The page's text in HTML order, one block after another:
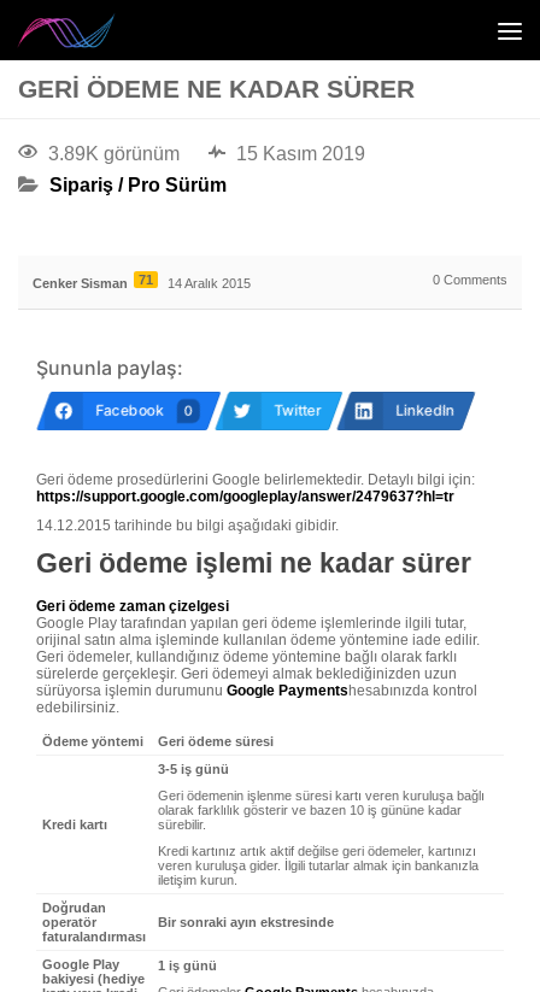
GERI ÖDEME NE KADAR SÜRER
3.89K görünüm
15 Kasım 2019
Sipariş / Pro Sürüm
Cenker Sisman 71 14 Aralık 2015 0 Comments
Şununla paylaş:
Facebook 0 Twitter LinkedIn
Geri ödeme prosedürlerini Google belirlemektedir. Detaylı bilgi için:
https://support.google.com/googleplay/answer/2479637?hl=tr
14.12.2015 tarihinde bu bilgi aşağıdaki gibidir.
Geri ödeme işlemi ne kadar sürer
Geri ödeme zaman çizelgesi
Google Play tarafından yapılan geri ödeme işlemlerinde ilgili tutar,
orijinal satın alma işleminde kullanılan ödeme yöntemine iade edilir.
Geri ödemeler, kullandığınız ödeme yöntemine bağlı olarak farklı
sürelerde gerçekleşir. Geri ödemeyi almak beklediğinizden uzun
sürüyorsa işlemin durumunu Google Paymentshesabınızda kontrol
edebilirsiniz.
Ödeme yöntemi Geri ödeme süresi
Kredi kartı
3-5 iş günü
Geri ödemenin işlenme süresi kartı veren kuruluşa bağlı
olarak farklılık gösterir ve bazen 10 iş gününe kadar
sürebilir.
Kredi kartınız artık aktif değilse geri ödemeler, kartınızı
veren kuruluşa gider. İlgili tutarlar almak için bankanızla
iletişim kurun.
Doğrudan
operatör
faturalandırması
Bir sonraki ayın ekstresinde
Google Play
bakiyesi (hediye
1 iş günü